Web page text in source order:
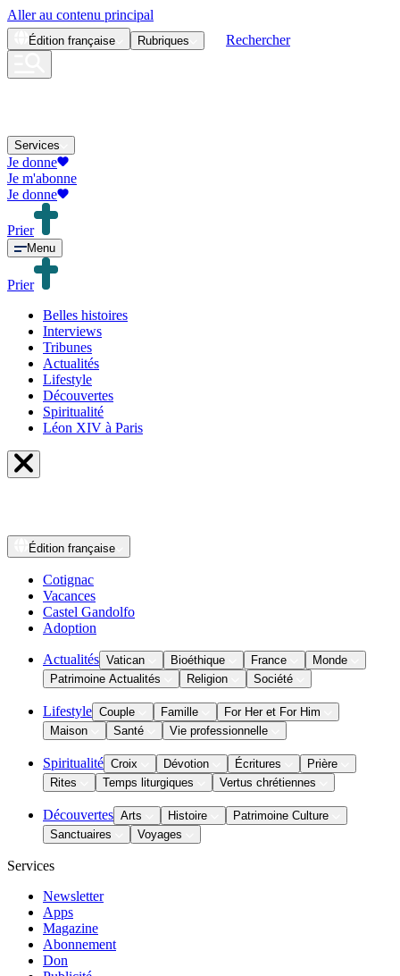
Aller au contenu principal
Édition française Rubriques Rechercher
Services
Je donne
Je m'abonne
Je donne
Prier
Menu
Prier
Belles histoires
Interviews
Tribunes
Actualités
Lifestyle
Découvertes
Spiritualité
Léon XIV à Paris
Édition française
Cotignac
Vacances
Castel Gandolfo
Adoption
Actualités Vatican Bioéthique France
Monde
Patrimoine Actualités
Religion Société
Lifestyle Couple Famille
For Her et For Him
Maison
Santé Vie professionnelle
Spiritualité Croix Dévotion Écritures
Prière
Rites
Temps liturgiques Vertus chrétiennes
Découvertes Arts Histoire
Patrimoine Culture
Sanctuaires
Voyages
Services
Newsletter
Apps
Magazine
Abonnement
Don